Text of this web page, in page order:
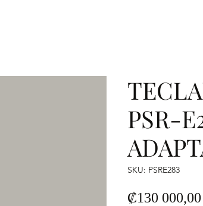
PSR-
SKU: PSRE283
₡130 000,00